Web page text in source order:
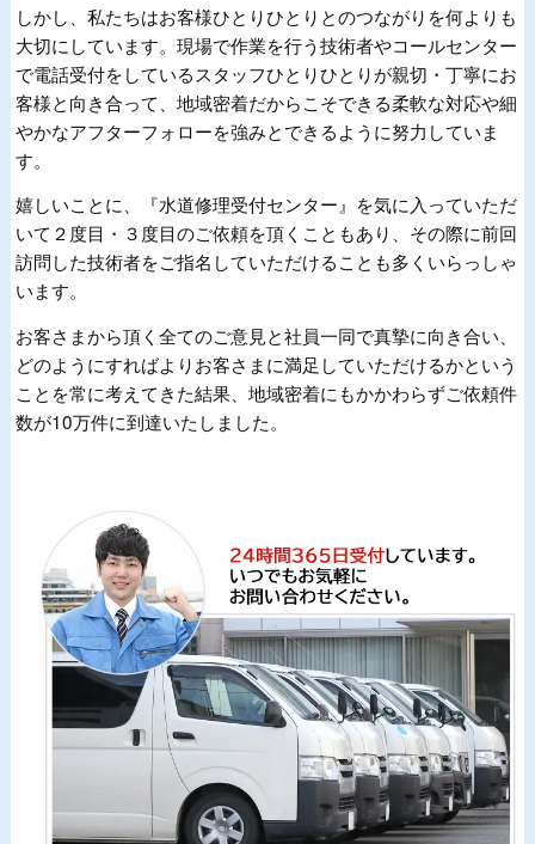
しかし、私たちはお客様ひとりひとりとのつながりを何よりも
大切にしています。現場で作業を行う技術者やコールセンター
で電話受付をしているスタッフひとりひとりが親切・丁寧にお
客様と向き合って、地域密着だからこそできる柔軟な対応や細
やかなアフターフォローを強みとできるように努力していま
す。
嬉しいことに、『水道修理受付センター』を気に入っていただ
いて２度目・３度目のご依頼を頂くこともあり、その際に前回
訪問した技術者をご指名していただけることも多くいらっしゃ
います。
お客さまから頂く全てのご意見と社員一同で真摯に向き合い、
どのようにすればよりお客さまに満足していただけるかという
ことを常に考えてきた結果、地域密着にもかかわらずご依頼件
数が10万件に到達いたしました。